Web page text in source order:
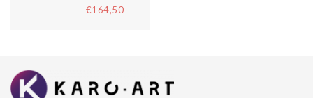
€164,50